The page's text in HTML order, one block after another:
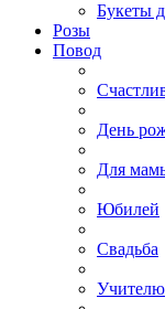
Букеты
Розы
Повод
День
Для
Юбилей
Свадьба
Учителю